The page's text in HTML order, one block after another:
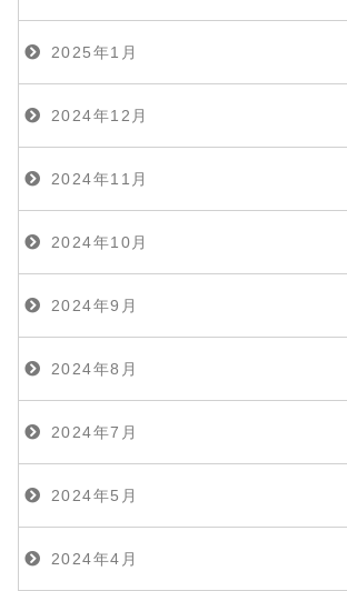
2025年1月
2024年12月
2024年11月
2024年10月
2024年9月
2024年8月
2024年7月
2024年5月
2024年4月